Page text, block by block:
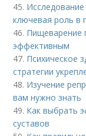
45.
ключевая роль в
46. Пищеварение
эффективным
47. Психическое
стратегии
48. Изучение
вам нужно знать
49. Как выбрать
суставов